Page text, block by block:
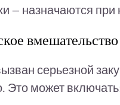
— назначаются
вмешательство
серьезной
Это может